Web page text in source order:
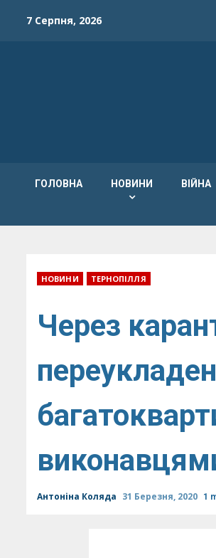
7 Серпня, 2026
ГОЛОВНА НОВИНИ ВІЙНА
НОВИНИ ТЕРНОПІЛЛЯ
Через
Антоніна Коляда 31 Березня, 2020 1